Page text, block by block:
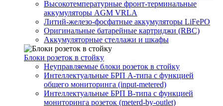
Высокотемпературные фронт-терминальные
аккумуляторы AGM VRLA
Литий-железо-фосфатные аккумуляторы LiFePO
Оригинальные батарейные картриджи (RBC)
Аккумуляторные стеллажи и шкафы
Блоки розеток в стойку
Неуправляемые блоки розеток в стойку
Интеллектуальные БРП А-типа с функцией
общего мониторинга (input-metered)
Интеллектуальные БРП B-типа с функцией
мониторинга розеток (meterd-by-outlet)